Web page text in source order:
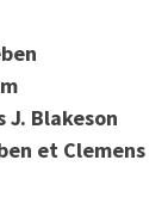
J. Blakeson
et Clemens